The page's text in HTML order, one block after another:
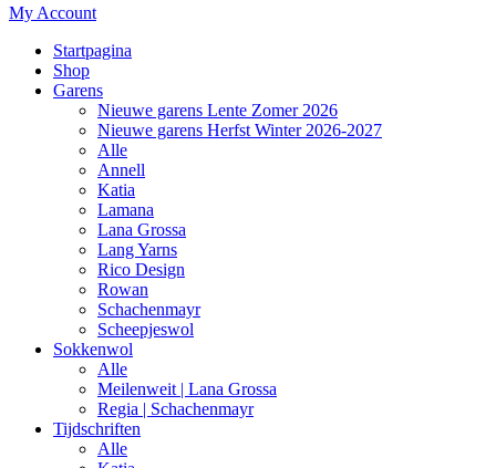
My Account
Startpagina
Shop
Garens
Nieuwe garens Lente Zomer 2026
Nieuwe garens Herfst Winter 2026-2027
Alle
Annell
Katia
Lamana
Lana Grossa
Lang Yarns
Rico Design
Rowan
Schachenmayr
Scheepjeswol
Sokkenwol
Alle
Meilenweit | Lana Grossa
Regia | Schachenmayr
Tijdschriften
Alle